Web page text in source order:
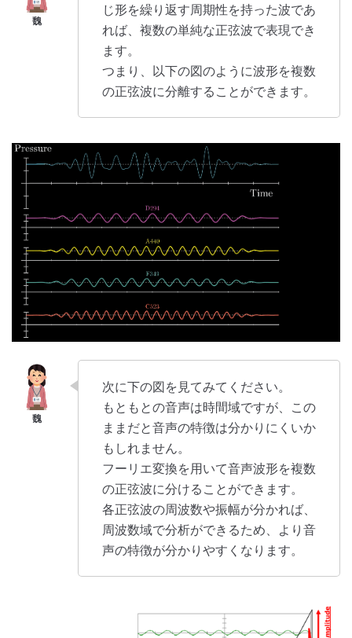
じ形を繰り返す周期性を持った波であ
れば、複数の単純な正弦波で表現でき
ます。
つまり、以下の図のように波形を複数
の正弦波に分離することができます。
次に下の図を見てみてください。
もともとの音声は時間域ですが、この
ままだと音声の特徴は分かりにくいか
もしれません。
フーリエ変換を用いて音声波形を複数
の正弦波に分けることができます。
各正弦波の周波数や振幅が分かれば、
周波数域で分析ができるため、より音
声の特徴が分かりやすくなります。